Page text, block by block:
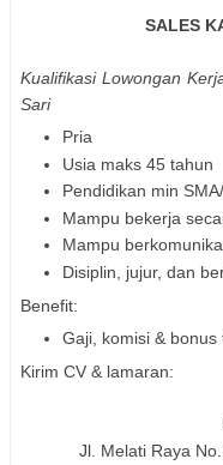
SALES
Kualifikasi Lowongan
Sari
Pria
Usia maks 45 tahun
Pendidikan min
Mampu bekerja
Mampu
Disiplin, jujur, dan
Benefit:
Gaji, komisi & bonus
Kirim CV & lamaran:
Jl. Melati Raya